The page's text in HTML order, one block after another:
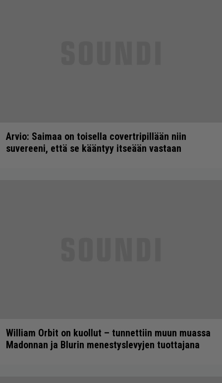
Arvio: Saimaa on toisella covertripillään niin
suvereeni, että se kääntyy itseään vastaan
William Orbit on kuollut – tunnettiin muun muassa
Madonnan ja Blurin menestyslevyjen tuottajana